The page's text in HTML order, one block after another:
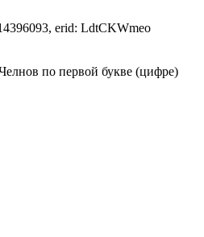
erid: LdtCKWmeo
по первой букве (цифре)